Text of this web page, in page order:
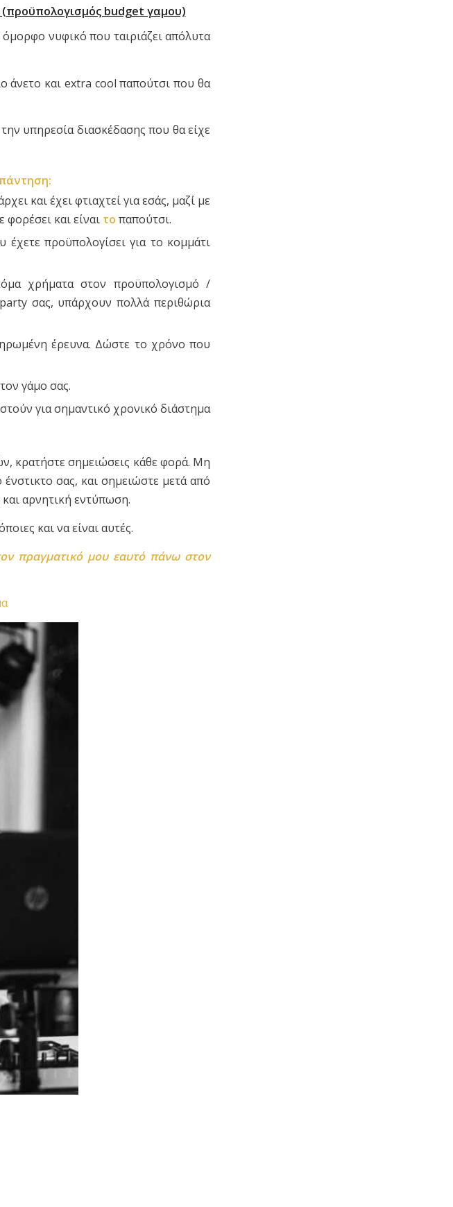
(προϋπολογισμός budget γαμου)
νυφικό που ταιριάζει απόλυτα
άνετο και extra cool παπούτσι που θα
υπηρεσία διασκέδασης που θα είχε
και έχει φτιαχτεί για εσάς, μαζί με
και είναι το παπούτσι.
προϋπολογίσει για το κομμάτι
χρήματα στον προϋπολογισμό /
σας, υπάρχουν πολλά περιθώρια
έρευνα. Δώστε το χρόνο που
γάμο σας.
για σημαντικό χρονικό διάστημα
κρατήστε σημειώσεις κάθε φορά. Μη
ένστικτο σας, και σημειώστε μετά από
αρνητική εντύπωση.
και να είναι αυτές.
πραγματικό μου εαυτό πάνω στον